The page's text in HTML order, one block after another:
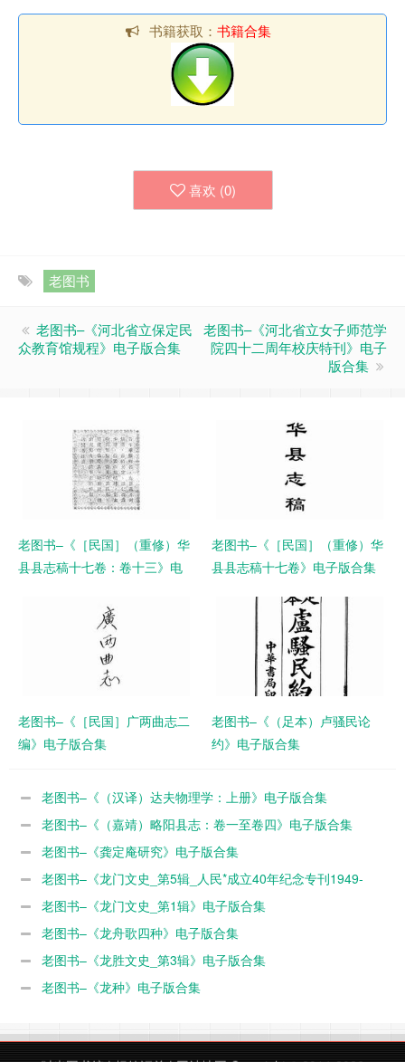
书籍获取： 书籍合集
喜欢 (0)
老图书
老图书–《河北省立保定民
众教育馆规程》电子版合集
老图书–《河北省立女子师范学
院四十二周年校庆特刊》电子
版合集
老图书–《［民国］（重修）华
县县志稿十七卷：卷十三》电
老图书–《［民国］（重修）华
县县志稿十七卷》电子版合集
老图书–《［民国］广两曲志二
编》电子版合集
老图书–《（足本）卢骚民论
约》电子版合集
老图书–《（汉译）达夫物理学：上册》电子版合集
老图书–《（嘉靖）略阳县志：卷一至卷四》电子版合集
老图书–《龚定庵研究》电子版合集
老图书–《龙门文史_第5辑_人民*成立40年纪念专刊1949-
1989》电子版合集
老图书–《龙门文史_第1辑》电子版合集
老图书–《龙舟歌四种》电子版合集
老图书–《龙胜文史_第3辑》电子版合集
老图书–《龙种》电子版合集